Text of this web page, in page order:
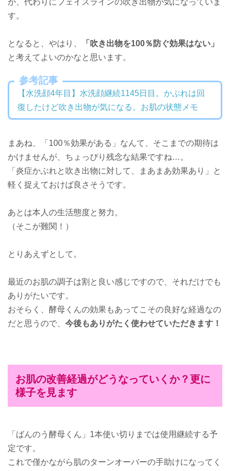
が、代わりにフェイスラインの吹き出物が気になっていま
す。
となると、やはり、
「吹き出物を100％防ぐ効果はない」
と考えてよいのかなと思います。
参考記事
【水洗顔4年目】水洗顔継続1145日目。かぶれは回
復したけど吹き出物が気になる。お肌の状態メモ
まあね、「100％効果がある」なんて、そこまでの期待は
かけませんが、ちょっぴり残念な結果ですね…。
「炎症かぶれと吹き出物に対して、まあまあ効果あり」と
軽く捉えておけば良さそうです。
あとは本人の生活態度と努力。
（そこが難関！）
とりあえずとして。
最近のお肌の調子は割と良い感じですので、それだけでも
ありがたいです。
おそらく、酵母くんの効果もあってこその良好な経過なの
だと思うので、 今後もありがたく使わせていただきます！
お肌の改善経過がどうなっていくか？更に
様子を見ます
「ばんのう酵母くん」1本使い切りまでは使用継続する予
定です。
これで僅かながら肌のターンオーバーの手助けになってく